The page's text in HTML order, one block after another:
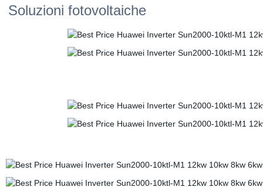
Soluzioni fotovoltaiche